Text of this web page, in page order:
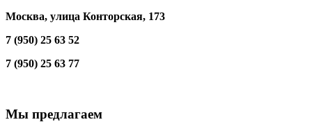
Москва, улица Конторская, 173
7 (950) 25 63 52
7 (950) 25 63 77
Мы предлагаем